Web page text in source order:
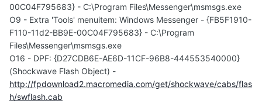
00C04F795683} - C:\Program Files\Messenger\msmsgs.exe
O9 - Extra 'Tools' menuitem: Windows Messenger - {FB5F1910-
F110-11d2-BB9E-00C04F795683} - C:\Program
Files\Messenger\msmsgs.exe
O16 - DPF: {D27CDB6E-AE6D-11CF-96B8-444553540000}
(Shockwave Flash Object) -
http://fpdownload2.macromedia.com/get/shockwave/cabs/flas
h/swflash.cab